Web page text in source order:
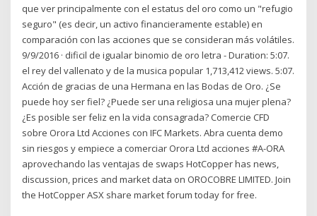
que ver principalmente con el estatus del oro como un "refugio
seguro" (es decir, un activo financieramente estable) en
comparación con las acciones que se consideran más volátiles.
9/9/2016 · dificil de igualar binomio de oro letra - Duration: 5:07.
el rey del vallenato y de la musica popular 1,713,412 views. 5:07.
Acción de gracias de una Hermana en las Bodas de Oro. ¿Se
puede hoy ser fiel? ¿Puede ser una religiosa una mujer plena?
¿Es posible ser feliz en la vida consagrada? Comercie CFD
sobre Orora Ltd Acciones con IFC Markets. Abra cuenta demo
sin riesgos y empiece a comerciar Orora Ltd acciones #A-ORA
aprovechando las ventajas de swaps HotCopper has news,
discussion, prices and market data on OROCOBRE LIMITED. Join
the HotCopper ASX share market forum today for free.